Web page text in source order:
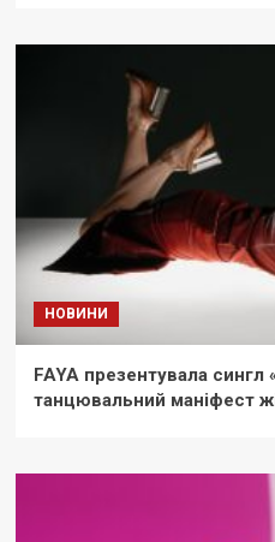
НОВИНИ
FAYA презентувала сингл
танцювальний маніфест